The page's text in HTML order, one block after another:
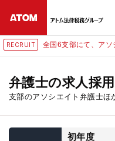
RECRUIT 全国6支部にて、アソ
弁護士の求人採用
支部のアソシエイト弁護士ほ
初年度
24時
無料相談窓口